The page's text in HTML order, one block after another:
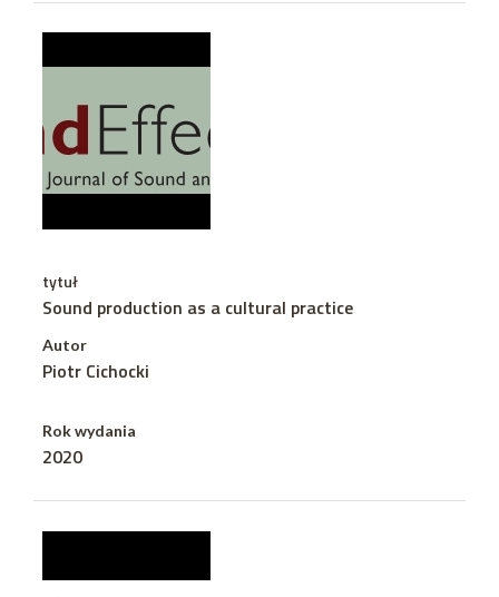
tytuł
Sound production as a cultural practice
Autor
Piotr Cichocki
Rok wydania
2020